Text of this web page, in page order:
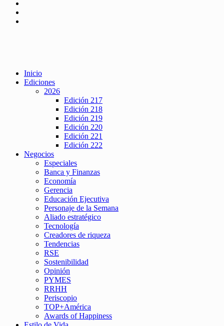
Inicio
Ediciones
2026
Edición 217
Edición 218
Edición 219
Edición 220
Edición 221
Edición 222
Negocios
Especiales
Banca y Finanzas
Economía
Gerencia
Educación Ejecutiva
Personaje de la Semana
Aliado estratégico
Tecnología
Creadores de riqueza
Tendencias
RSE
Sostenibilidad
Opinión
PYMES
RRHH
Periscopio
TOP+América
Awards of Happiness